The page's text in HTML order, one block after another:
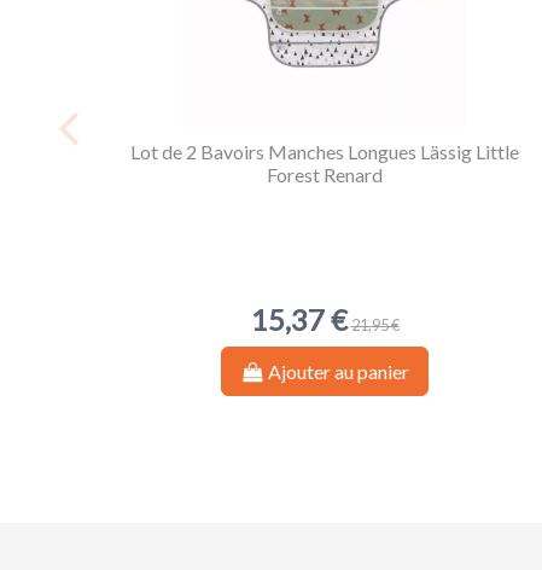
Lot de 2 Bavoirs Manches Longues Lässig Little
Forest Renard
15,37 €21,95 €
Ajouter au panier